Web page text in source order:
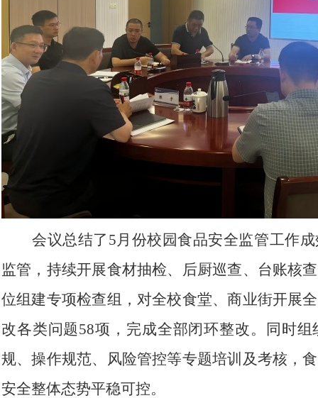
会议总结了5月份校园食品安全监管工作
监管，持续开展食材抽检、后厨巡查、台账核
位组建专项检查组，对全校食堂、商业街开展
改各类问题58项，完成全部闭环整改。同时
规、操作规范、风险管控等专题培训及考核，
安全整体态势平稳可控。